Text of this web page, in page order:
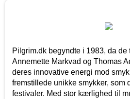
Pilgrim.dk begyndte i 1983, da de
Annemette Markvad og Thomas
deres innovative energi mod
fremstillede unikke smykker, som
festivaler. Med stor kærlighed til